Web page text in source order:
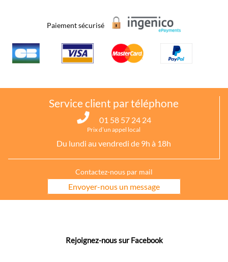
Paiement sécurisé
Service client par téléphone
01 58 57 24 24
Prix d’un appel local
Du lundi au vendredi de 9h à 18h
Contactez-nous par mail
Envoyer-nous un message
Rejoignez-nous sur Facebook